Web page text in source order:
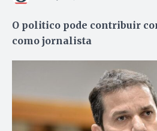
O politico pode contribuir
como jornalista